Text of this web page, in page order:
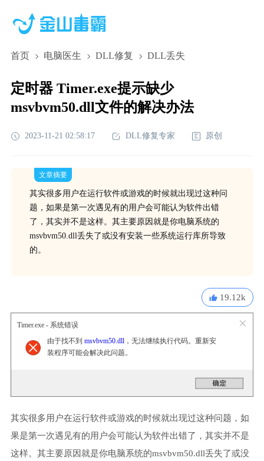
首页 电脑医生 DLL修复 DLL丢失
定时器 Timer.exe提示缺少
msvbvm50.dll文件的解决办法
2023-11-21 02:58:17 DLL修复专家 原创
文章摘要
其实很多用户在运行软件或游戏的时候就出现过这种问
题，如果是第一次遇见有的用户会可能认为软件出错
了，其实并不是这样。其主要原因就是你电脑系统的
msvbvm50.dll丢失了或没有安装一些系统运行库所导致
的。
19.12k
Timer.exe - 系统错误
由于找不到 msvbvm50.dll，无法继续执行代码。重新安
装程序可能会解决此问题。
其实很多用户在运行软件或游戏的时候就出现过这种问题，如
果是第一次遇见有的用户会可能认为软件出错了，其实并不是
这样。其主要原因就是你电脑系统的msvbvm50.dll丢失了或没